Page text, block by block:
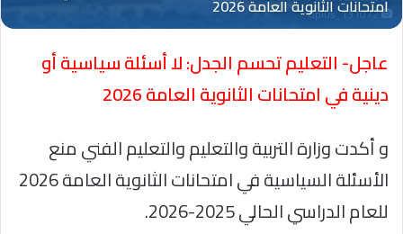
Oplus_131072
عاجل- التعليم تحسم الجدل: لا أسئلة سياسية أو
دينية في امتحانات الثانوية العامة 2026
و أكدت وزارة التربية والتعليم والتعليم الفني منع
الأسئلة السياسية في امتحانات الثانوية العامة 2026
للعام الدراسي الحالي 2025-2026.